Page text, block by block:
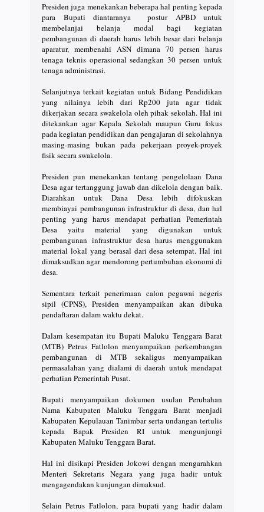
Presiden juga menekankan beberapa hal penting kepada
para Bupati diantaranya postur APBD untuk
membelanjai belanja modal bagi kegiatan
pembangunan di daerah harus lebih besar dari belanja
aparatur, membenahi ASN dimana 70 persen harus
tenaga teknis operasional sedangkan 30 persen untuk
tenaga administrasi.
Selanjutnya terkait kegiatan untuk Bidang Pendidikan
yang nilainya lebih dari Rp200 juta agar tidak
dikerjakan secara swakelola oleh pihak sekolah. Hal ini
ditekankan agar Kepala Sekolah maupun Guru fokus
pada kegiatan pendidikan dan pengajaran di sekolahnya
masing-masing bukan pada pekerjaan proyek-proyek
fisik secara swakelola.
Presiden pun menekankan tentang pengelolaan Dana
Desa agar tertanggung jawab dan dikelola dengan baik.
Diarahkan untuk Dana Desa lebih difokuskan
membiayai pembangunan infrastruktur di desa, dan hal
penting yang harus mendapat perhatian Pemerintah
Desa yaitu material yang digunakan untuk
pembangunan infrastruktur desa harus menggunakan
material lokal yang berasal dari desa setempat. Hal ini
dimaksudkan agar mendorong pertumbuhan ekonomi di
desa.
Sementara terkait penerimaan calon pegawai negeris
sipil (CPNS), Presiden menyampaikan akan dibuka
pendaftaran dalam waktu dekat.
Dalam kesempatan itu Bupati Maluku Tenggara Barat
(MTB) Petrus Fatlolon menyampaikan perkembangan
pembangunan di MTB sekaligus menyampaikan
permasalahan yang dialami di daerah untuk mendapat
perhatian Pemerintah Pusat.
Bupati menyampaikan dokumen usulan Perubahan
Nama Kabupaten Maluku Tenggara Barat menjadi
Kabupaten Kepulauan Tanimbar serta undangan tertulis
kepada Bapak Presiden RI untuk mengunjungi
Kabupaten Maluku Tenggara Barat.
Hal ini disikapi Presiden Jokowi dengan mengarahkan
Menteri Sekretaris Negara yang juga hadir untuk
mengagendakan kunjungan dimaksud.
Selain Petrus Fatlolon, para bupati yang hadir dalam